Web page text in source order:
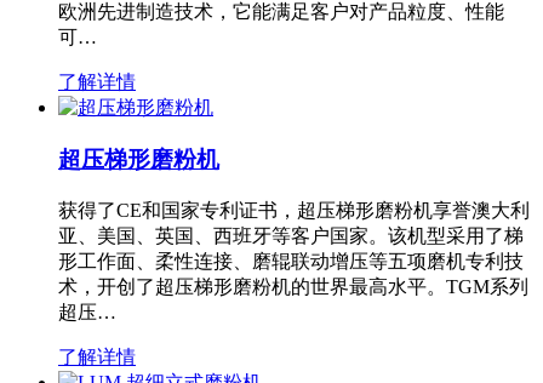
欧洲先进制造技术，它能满足客户对产品粒度、性能
可…
了解详情
超压梯形磨粉机
获得了CE和国家专利证书，超压梯形磨粉机享誉澳大利
亚、美国、英国、西班牙等客户国家。该机型采用了梯
形工作面、柔性连接、磨辊联动增压等五项磨机专利技
术，开创了超压梯形磨粉机的世界最高水平。TGM系列
超压…
了解详情